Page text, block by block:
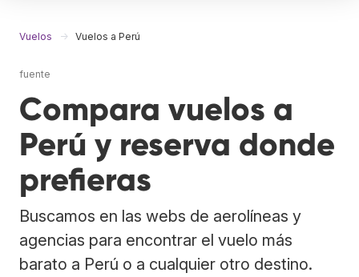
Vuelos Vuelos a Perú
fuente
Compara vuelos a
Perú y reserva donde
prefieras
Buscamos en las webs de aerolíneas y
agencias para encontrar el vuelo más
barato a Perú o a cualquier otro destino.